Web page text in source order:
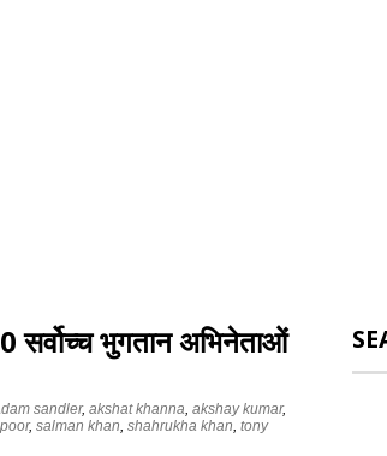
सर्वोच्च भुगतान अभिनेताओं
sandler, akshat khanna, akshay kumar,
, salman khan, shahrukha khan, tony